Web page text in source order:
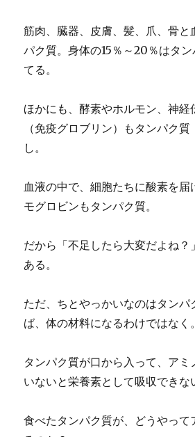
筋肉、臓器、皮膚、髪、爪、骨と
パク質。身体の15％～20％はタ
てる。
ほかにも、酵素やホルモン、神経
（免疫グロブリン）もタンパク
し。
血液の中で、細胞たちに酸素を届
モグロビンもタンパク質。
だから「不足したら大変だよね？
ある。
ただ、ちとやっかいなのはタンパ
ば、体の材料になるわけではなく。
タンパク質が口から入って、アミ
いないと栄養素として吸収できな
食べたタンパク質が、どうやって